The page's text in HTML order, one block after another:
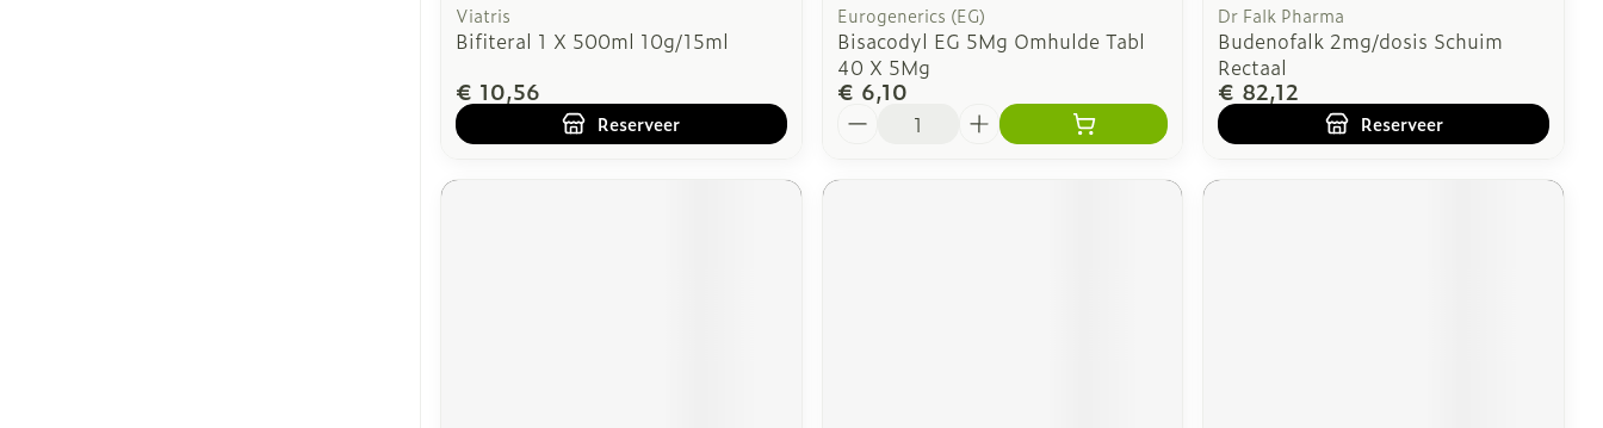
Viatris
Bifiteral 1 X 500ml 10g/15ml
€ 10,56
Reserveer
Eurogenerics (EG)
Bisacodyl EG 5Mg Omhulde Tabl
40 X 5Mg
€ 6,10
Dr Falk Pharma
Budenofalk 2mg/dosis Schuim
Rectaal
€ 82,12
Reserveer